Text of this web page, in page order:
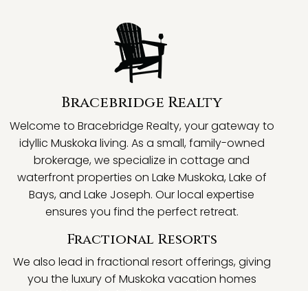
Bracebridge Realty
Welcome to Bracebridge Realty, your gateway to
idyllic Muskoka living. As a small, family-owned
brokerage, we specialize in cottage and
waterfront properties on Lake Muskoka, Lake of
Bays, and Lake Joseph. Our local expertise
ensures you find the perfect retreat.
Fractional Resorts
We also lead in fractional resort offerings, giving
you the luxury of Muskoka vacation homes